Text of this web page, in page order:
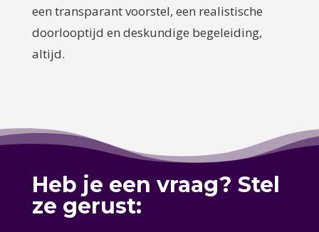
een transparant voorstel, een realistische
doorlooptijd en deskundige begeleiding,
altijd.
Heb je een vraag? Stel
ze gerust: